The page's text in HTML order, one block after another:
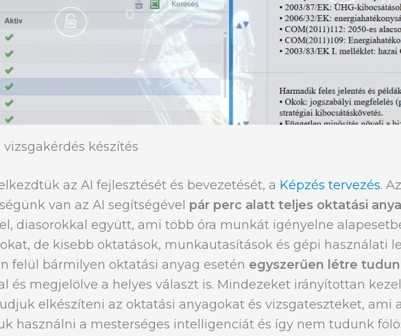
készítés
az AI fejlesztését és bevezetését, a Képzés tervezés. Az
van az AI segítségével pár perc alatt teljes oktatási
diasorokkal együtt, ami több óra munkát igényelne
de kisebb oktatások, munkautasítások és gépi használati
felül bármilyen oktatási anyag esetén egyszerűen létre
és megjelölve a helyes választ is. Mindezeket irányítottan
elkészíteni az oktatási anyagokat és vizsgateszteket, ami
használni a mesterséges intelligenciát és így nem tudunk